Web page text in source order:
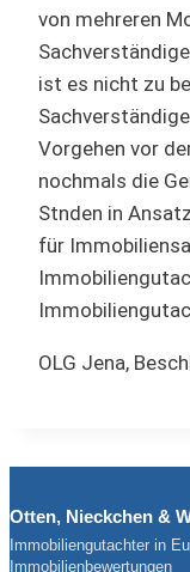
von mehreren
ist es nicht zu
Vorgehen vor
nochmals die
Stnden in
für
OLG Jena,
Otten, Nieckchen &
Immobiliengutachter in
Immobilienbewertungen